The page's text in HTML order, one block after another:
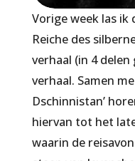
Vorige week las ik
Reiche des
verhaal (in 4
verhaal. Samen
Dschinnistan’
hiervan tot het
waarin de